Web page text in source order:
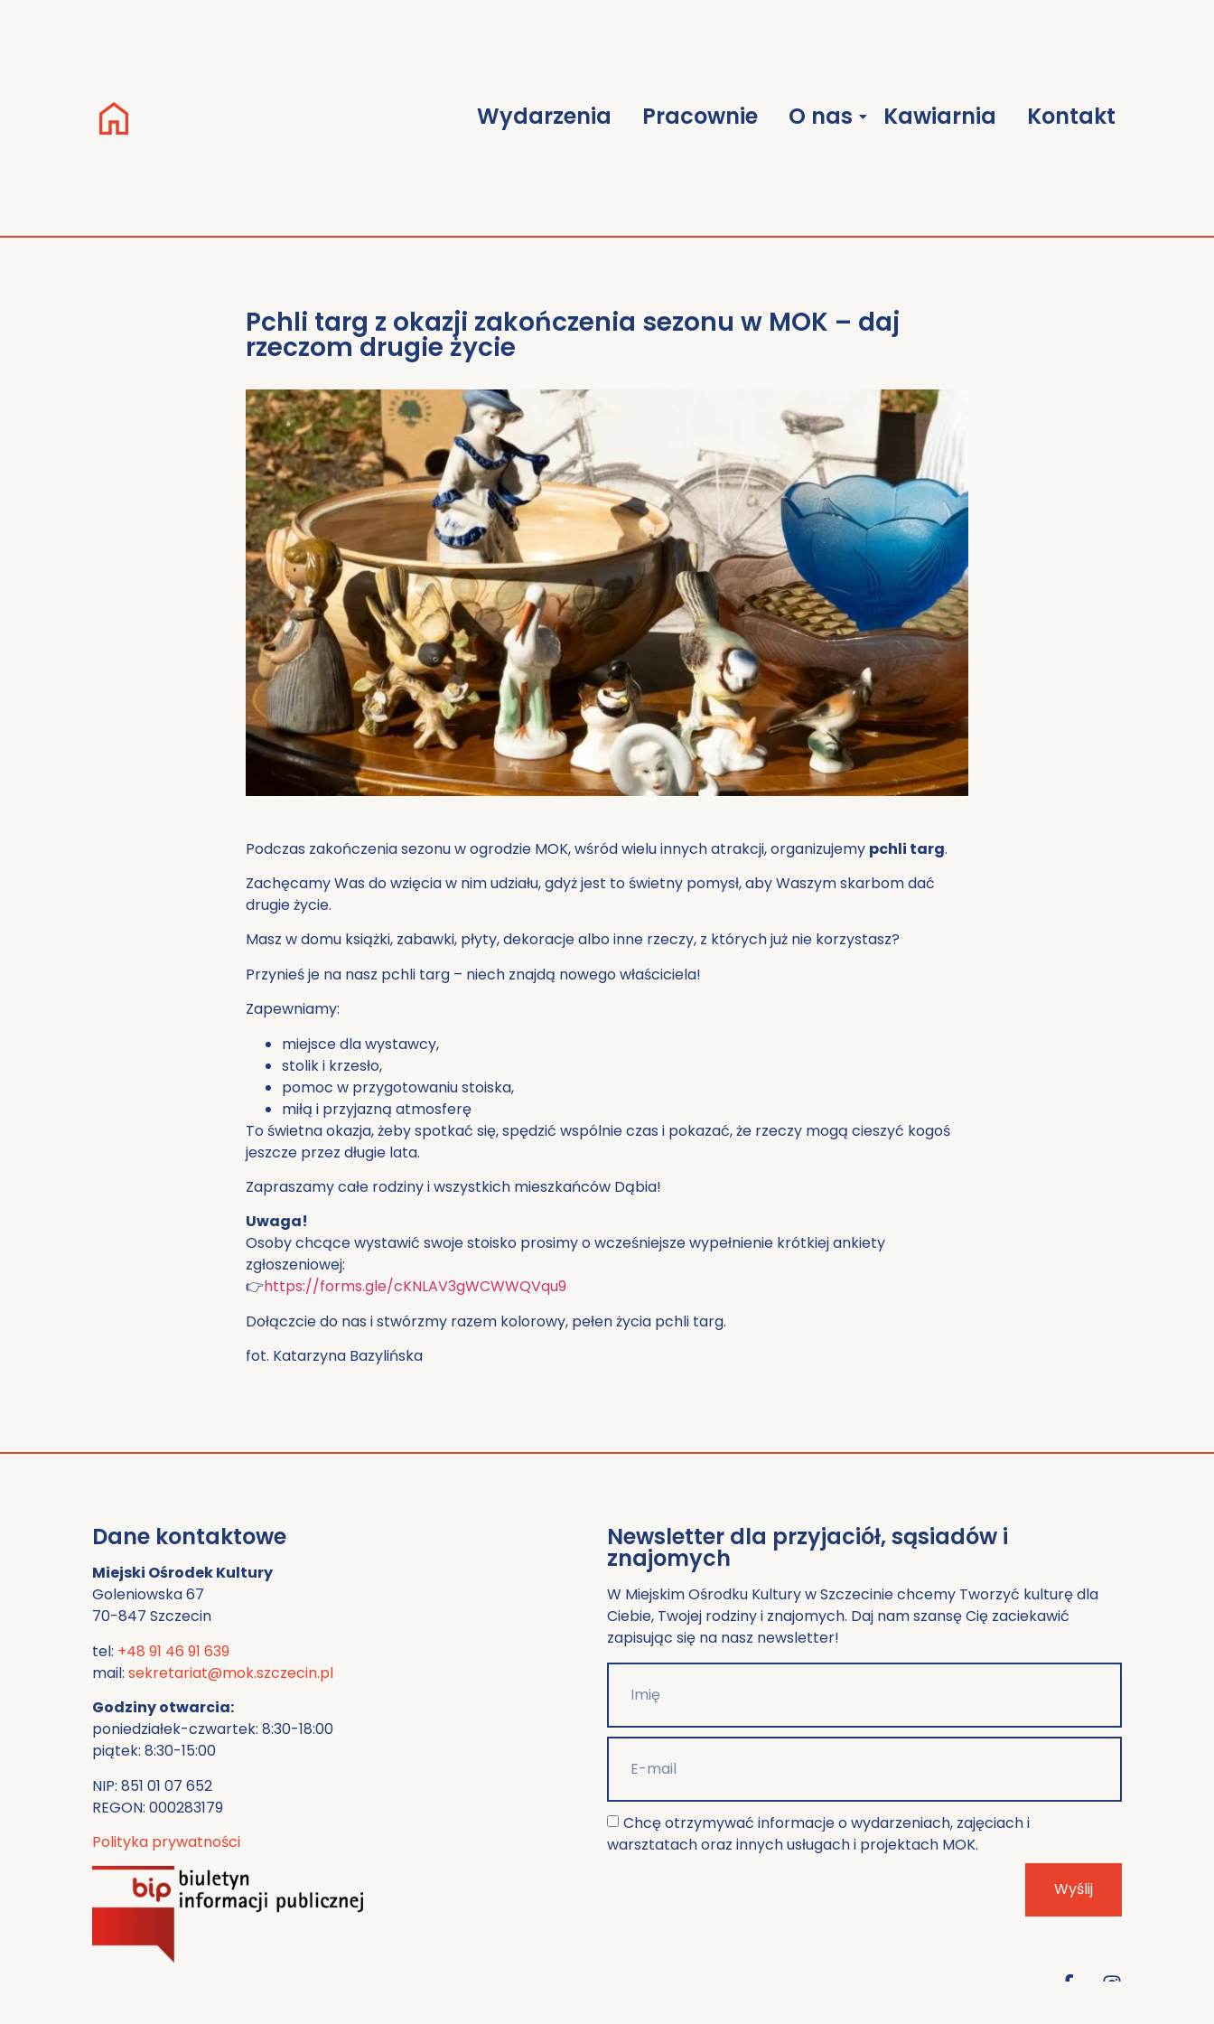
Wydarzenia Pracownie O nas Kawiarnia Kontakt
Pchli targ z okazji zakończenia sezonu w MOK – daj
rzeczom drugie życie
Podczas zakończenia sezonu w ogrodzie MOK, wśród wielu innych atrakcji, organizujemy pchli targ.
Zachęcamy Was do wzięcia w nim udziału, gdyż jest to świetny pomysł, aby Waszym skarbom dać
drugie życie.
Masz w domu książki, zabawki, płyty, dekoracje albo inne rzeczy, z których już nie korzystasz?
Przynieś je na nasz pchli targ – niech znajdą nowego właściciela!
Zapewniamy:
miejsce dla wystawcy,
stolik i krzesło,
pomoc w przygotowaniu stoiska,
miłą i przyjazną atmosferę
To świetna okazja, żeby spotkać się, spędzić wspólnie czas i pokazać, że rzeczy mogą cieszyć kogoś
jeszcze przez długie lata.
Zapraszamy całe rodziny i wszystkich mieszkańców Dąbia!
Uwaga!
Osoby chcące wystawić swoje stoisko prosimy o wcześniejsze wypełnienie krótkiej ankiety
zgłoszeniowej:
👉https://forms.gle/cKNLAV3gWCWWQVqu9
Dołączcie do nas i stwórzmy razem kolorowy, pełen życia pchli targ.
fot. Katarzyna Bazylińska
Dane kontaktowe
Miejski Ośrodek Kultury
Goleniowska 67
70-847 Szczecin
tel: +48 91 46 91 639
mail: sekretariat@mok.szczecin.pl
Godziny otwarcia:
poniedziałek-czwartek: 8:30-18:00
piątek: 8:30-15:00
NIP: 851 01 07 652
REGON: 000283179
Polityka prywatności
Newsletter dla przyjaciół, sąsiadów i
znajomych
W Miejskim Ośrodku Kultury w Szczecinie chcemy Tworzyć kulturę dla
Ciebie, Twojej rodziny i znajomych. Daj nam szansę Cię zaciekawić
zapisując się na nasz newsletter!
Chcę otrzymywać informacje o wydarzeniach, zajęciach i
warsztatach oraz innych usługach i projektach MOK.
Wyślij